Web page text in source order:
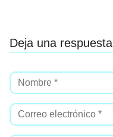
Deja una respuesta